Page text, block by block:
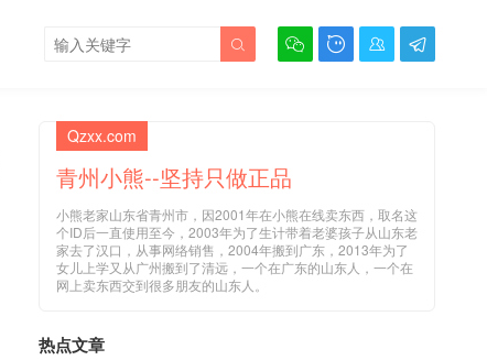
   

Qzxx.com
青州小熊--坚持只做正品
小熊老家山东省青州市，因2001年在小熊在线卖东西，取名这
个ID后一直使用至今，2003年为了生计带着老婆孩子从山东老
家去了汉口，从事网络销售，2004年搬到广东，2013年为了
女儿上学又从广州搬到了清远，一个在广东的山东人，一个在
网上卖东西交到很多朋友的山东人。
热点文章